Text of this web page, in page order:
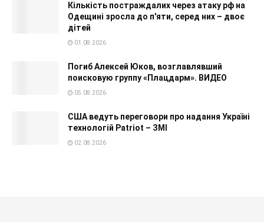
Кількість постраждалих через атаку рф на
Одещині зросла до п'яти, серед них – двоє
дітей
01.08.2026
Погиб Алексей Юков, возглавлявший
поисковую группу «Плацдарм». ВИДЕО
05.08.2026
США ведуть переговори про надання Україні
технологій Patriot – ЗМІ
02.08.2026